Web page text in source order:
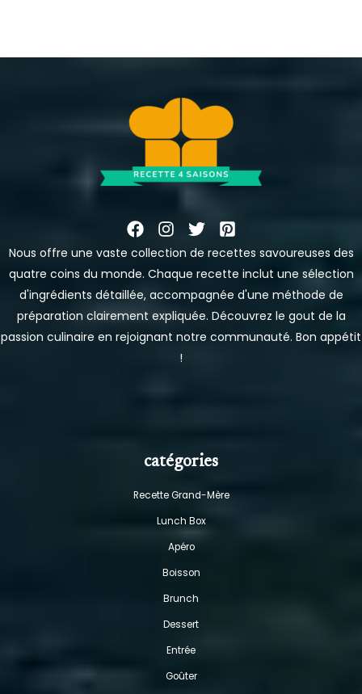
Nous offre une vaste collection de recettes savoureuses des
quatre coins du monde. Chaque recette inclut une sélection
d'ingrédients détaillée, accompagnée d'une méthode de
préparation clairement expliquée. Découvrez le gout de la
passion culinaire en rejoignant notre communauté. Bon appétit
!
catégories
Recette Grand-Mère
Lunch Box
Apéro
Boisson
Brunch
Dessert
Entrée
Goûter